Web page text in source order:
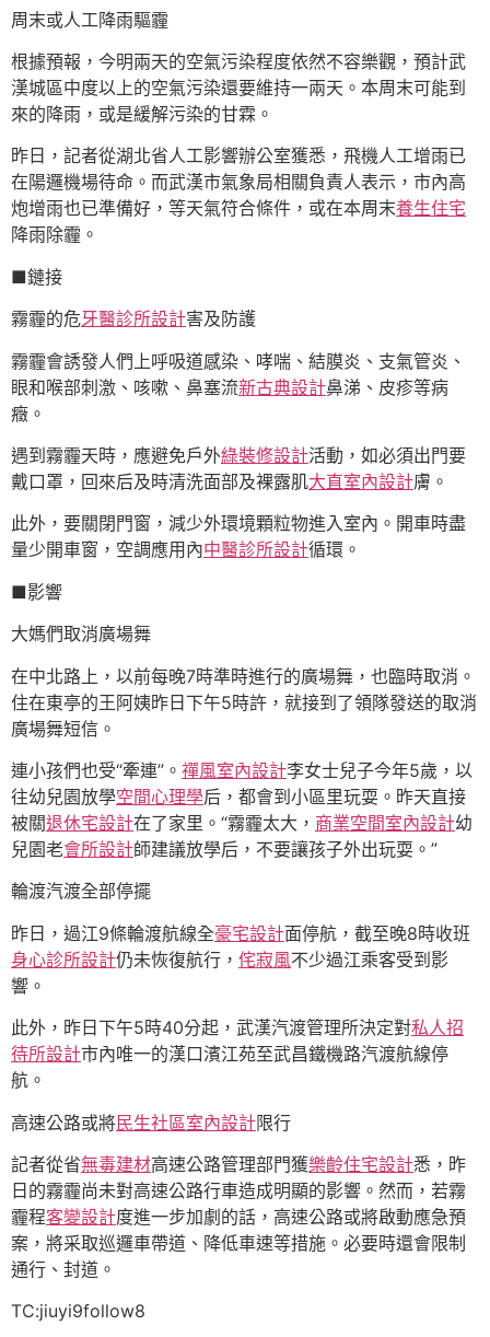
周末或人工降雨驅霾
根據預報，今明兩天的空氣污染程度依然不容樂觀，預計武
漢城區中度以上的空氣污染還要維持一兩天。本周末可能到
來的降雨，或是緩解污染的甘霖。
昨日，記者從湖北省人工影響辦公室獲悉，飛機人工增雨已
在陽邏機場待命。而武漢市氣象局相關負責人表示，市內高
炮增雨也已準備好，等天氣符合條件，或在本周末養生住宅
降雨除霾。
■鏈接
霧霾的危牙醫診所設計害及防護
霧霾會誘發人們上呼吸道感染、哮喘、結膜炎、支氣管炎、
眼和喉部刺激、咳嗽、鼻塞流新古典設計鼻涕、皮疹等病
癥。
遇到霧霾天時，應避免戶外綠裝修設計活動，如必須出門要
戴口罩，回來后及時清洗面部及裸露肌大直室內設計膚。
此外，要關閉門窗，減少外環境顆粒物進入室內。開車時盡
量少開車窗，空調應用內中醫診所設計循環。
■影響
大媽們取消廣場舞
在中北路上，以前每晚7時準時進行的廣場舞，也臨時取消。
住在東亭的王阿姨昨日下午5時許，就接到了領隊發送的取消
廣場舞短信。
連小孩們也受“牽連”。 禪風室內設計李女士兒子今年5歲，以
往幼兒園放學空間心理學后，都會到小區里玩耍。昨天直接
被關退休宅設計在了家里。“霧霾太大， 商業空間室內設計幼
兒園老會所設計師建議放學后，不要讓孩子外出玩耍。”
輪渡汽渡全部停擺
昨日，過江9條輪渡航線全豪宅設計面停航，截至晚8時收班
身心診所設計仍未恢復航行， 侘寂風不少過江乘客受到影
響。
此外，昨日下午5時40分起，武漢汽渡管理所決定對私人招
待所設計市內唯一的漢口濱江苑至武昌鐵機路汽渡航線停
航。
高速公路或將民生社區室內設計限行
記者從省無毒建材高速公路管理部門獲樂齡住宅設計悉，昨
日的霧霾尚未對高速公路行車造成明顯的影響。然而，若霧
霾程客變設計度進一步加劇的話，高速公路或將啟動應急預
案，將采取巡邏車帶道、降低車速等措施。必要時還會限制
通行、封道。
TC:jiuyi9follow8